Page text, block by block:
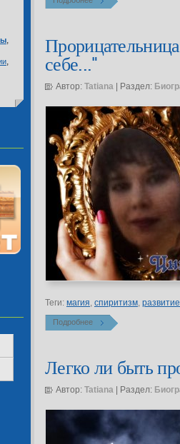
,
,
себе..."
Автор: Tatiana | Раздел:
Теги: магия, спиритизм,
Подробнее
Легко ли быть
Автор: Tatiana | Раздел: